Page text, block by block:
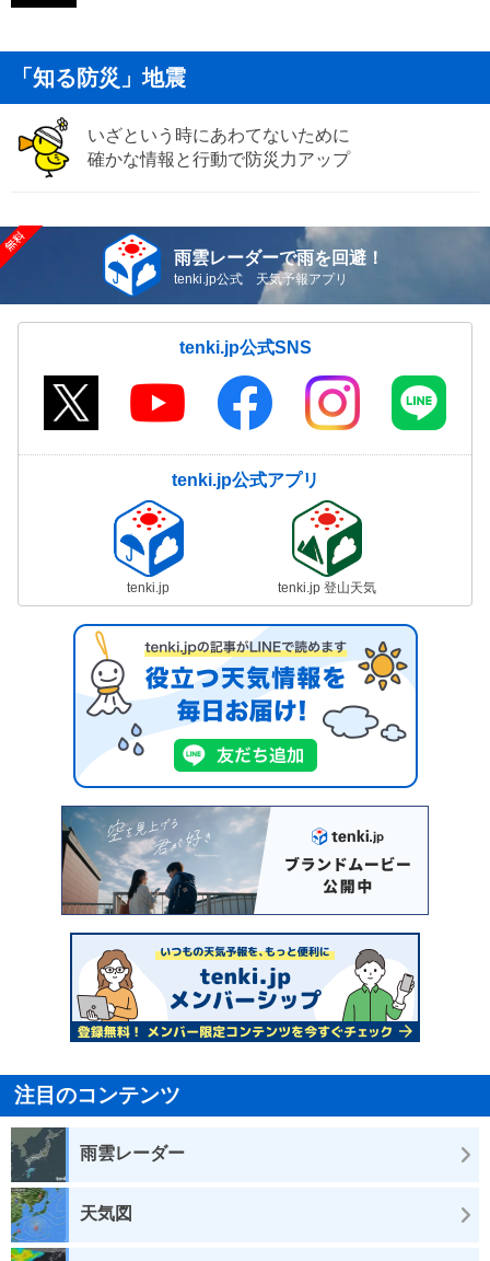
「知る防災」地震
いざという時にあわてないために
確かな情報と行動で防災力アップ
雨雲レーダーで雨を回避！
tenki.jp公式 天気予報アプリ
tenki.jp公式SNS
tenki.jp公式アプリ
tenki.jp tenki.jp 登山天気
注目のコンテンツ
雨雲レーダー
天気図